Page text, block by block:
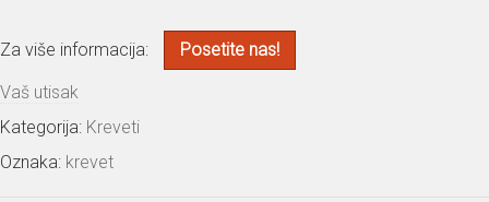
Za više informacija: Posetite nas!
Vaš utisak
Kategorija: Kreveti
Oznaka: krevet